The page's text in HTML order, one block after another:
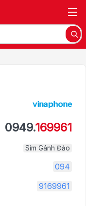
0949.169961
Sim Gánh Đảo
094
9169961